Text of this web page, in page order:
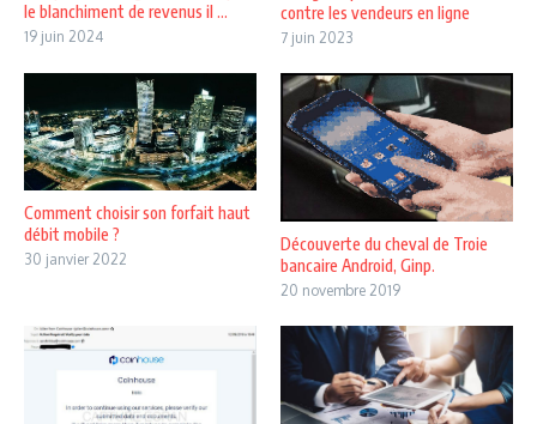
le blanchiment de revenus il ...
19 juin 2024
contre les vendeurs en ligne
7 juin 2023
Comment choisir son forfait haut
débit mobile ?
30 janvier 2022
Découverte du cheval de Troie
bancaire Android, Ginp.
20 novembre 2019